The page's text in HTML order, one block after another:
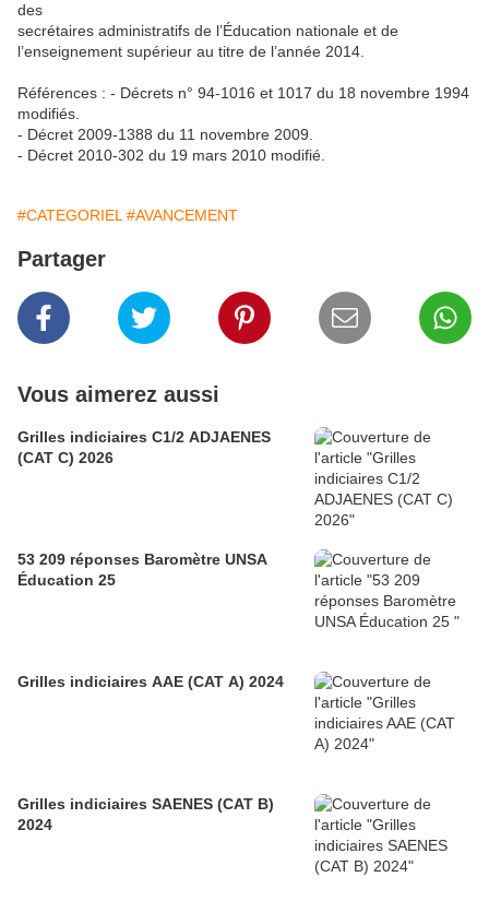
des
secrétaires administratifs de l’Éducation nationale et de
l’enseignement supérieur au titre de l’année 2014.
Références : - Décrets n° 94-1016 et 1017 du 18 novembre 1994
modifiés.
- Décret 2009-1388 du 11 novembre 2009.
- Décret 2010-302 du 19 mars 2010 modifié.
#CATEGORIEL #AVANCEMENT
Partager
Vous aimerez aussi
Grilles indiciaires C1/2 ADJAENES
(CAT C) 2026
53 209 réponses Baromètre UNSA
Éducation 25
Grilles indiciaires AAE (CAT A) 2024
Grilles indiciaires SAENES (CAT B)
2024